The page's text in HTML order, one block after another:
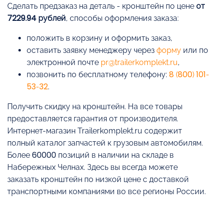
Cделать предзаказ на деталь - кронштейн по цене от
7229.94 рублей, способы оформления заказа:
положить в корзину и оформить заказ,
оставить заявку менеджеру через форму или по
электронной почте pr@trailerkomplekt.ru,
позвонить по бесплатному телефону: 8 (800) 101-
53-32.
Получить скидку на кронштейн. На все товары
предоставляется гарантия от производителя.
Интернет-магазин Trailerkomplekt.ru содержит
полный каталог запчастей к грузовым автомобилям.
Более 60000 позиций в наличии на складе в
Набережных Челнах. Здесь вы всегда можете
заказать кронштейн по низкой цене с доставкой
транспортными компаниями во все регионы России.